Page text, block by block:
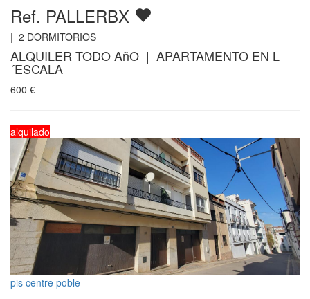
Ref. PALLERBX
| 2 DORMITORIOS
ALQUILER TODO AñO | APARTAMENTO EN L
´ESCALA
600 €
alquilado
pis centre poble